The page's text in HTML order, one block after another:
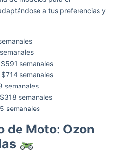
a tus preferencias y
semanales
semanales
semanales
semanales
semanales
de Moto: Ozon